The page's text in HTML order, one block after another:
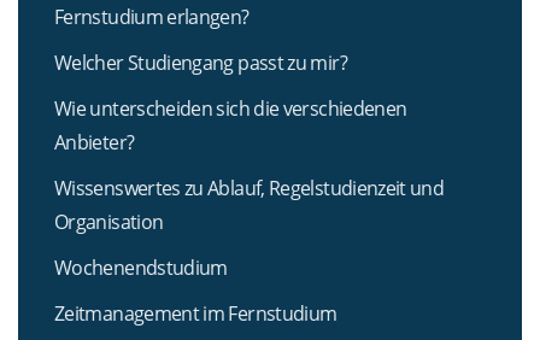
Fernstudium erlangen?
Welcher Studiengang passt zu mir?
Wie unterscheiden sich die verschiedenen
Anbieter?
Wissenswertes zu Ablauf, Regelstudienzeit und
Organisation
Wochenendstudium
Zeitmanagement im Fernstudium